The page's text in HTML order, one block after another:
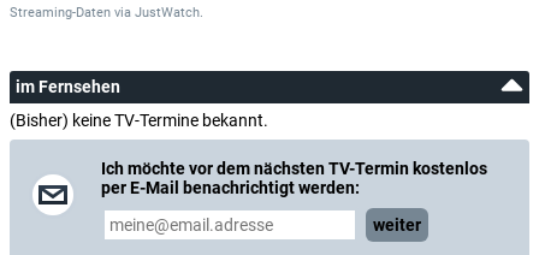
Streaming-Daten via JustWatch.
im Fernsehen
(Bisher) keine TV-Termine bekannt.
Ich möchte vor dem nächsten TV-Termin kostenlos
per E-Mail benachrichtigt werden:
weiter